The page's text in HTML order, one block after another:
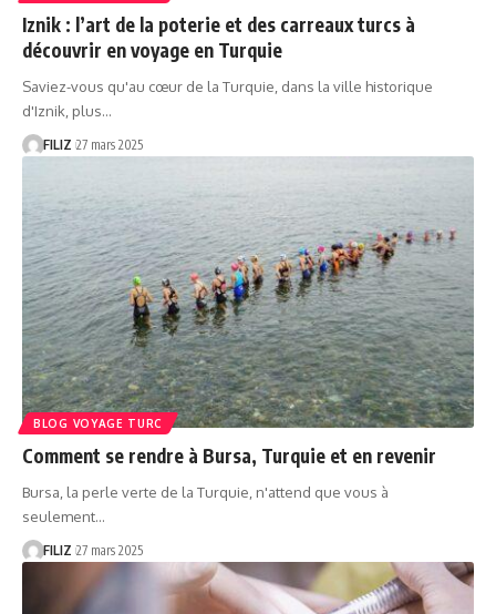
Iznik : l’art de la poterie et des carreaux turcs à
découvrir en voyage en Turquie
Saviez-vous qu'au cœur de la Turquie, dans la ville historique
d'Iznik, plus…
FILIZ 27 mars 2025
BLOG VOYAGE TURC
Comment se rendre à Bursa, Turquie et en revenir
Bursa, la perle verte de la Turquie, n'attend que vous à
seulement…
FILIZ 27 mars 2025